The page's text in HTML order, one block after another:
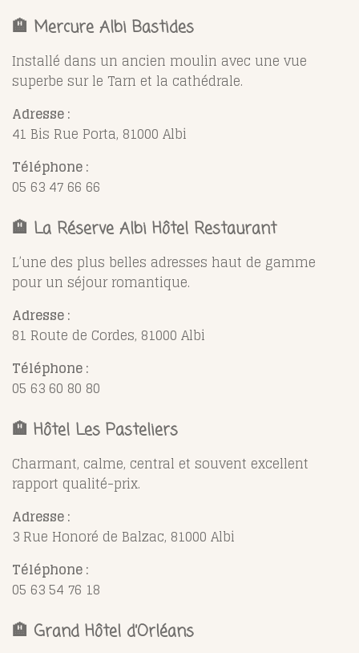
🏨 Mercure Albi Bastides
Installé dans un ancien moulin avec une vue
superbe sur le Tarn et la cathédrale.
Adresse :
41 Bis Rue Porta, 81000 Albi
Téléphone :
05 63 47 66 66
🏨 La Réserve Albi Hôtel Restaurant
L’une des plus belles adresses haut de gamme
pour un séjour romantique.
Adresse :
81 Route de Cordes, 81000 Albi
Téléphone :
05 63 60 80 80
🏨 Hôtel Les Pasteliers
Charmant, calme, central et souvent excellent
rapport qualité-prix.
Adresse :
3 Rue Honoré de Balzac, 81000 Albi
Téléphone :
05 63 54 76 18
🏨 Grand Hôtel d’Orléans